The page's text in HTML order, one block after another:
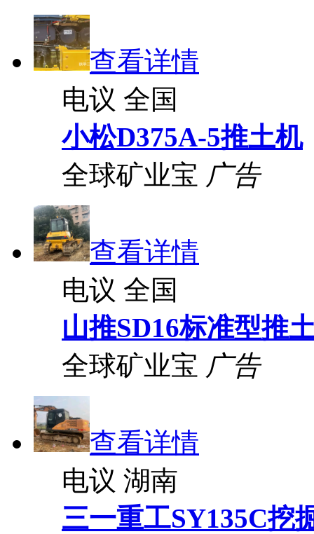
查看详情
电议 全国
小松D375A-5推土机
全球矿业宝 广告
查看详情
电议 全国
山推SD16标准型推
全球矿业宝 广告
查看详情
电议 湖南
三一重工SY135C挖